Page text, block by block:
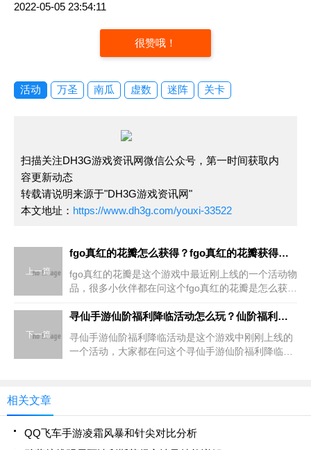
2022-05-05 23:54:11
很赞哦！
活动 万圣 南瓜 虚数 迷阵 关卡
扫描关注DH3G游戏资讯网微信公众号，第一时间获取内
容更新动态
转载请说明来源于"DH3G游戏资讯网"
本文地址： https://www.dh3g.com/youxi-33522
上一篇
fgo真红的花瓣怎么获得？fgo真红的花瓣获得方法分享
fgo真红的花瓣是这个游戏中最近刚上线的一个活动物
品，很多小伙伴都在问这个fgo真红的花瓣是怎么获得
享！fgo尼禄祭再临2018真红的花瓣速刷攻略可以通
下一篇
寻仙手游仙阶福利降临活动怎么玩？仙阶福利降临活动玩法分享
寻仙手游仙阶福利降临活动是这个游戏中刚刚上线的
一个活动，大家都在问这个寻仙手游仙阶福利降临活
相关文章
QQ飞车手游凌霜风暴和针尖对比分析